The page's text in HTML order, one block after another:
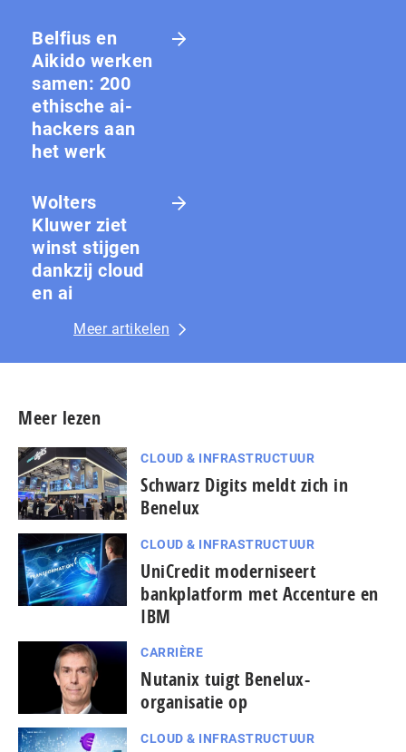
Belfius en
Aikido werken
samen: 200
ethische ai-
hackers aan
het werk
Wolters
Kluwer ziet
winst stijgen
dankzij cloud
en ai
Meer artikelen
Meer lezen
CLOUD & INFRASTRUCTUUR
Schwarz Digits meldt zich in
Benelux
CLOUD & INFRASTRUCTUUR
UniCredit moderniseert
bankplatform met Accenture en
IBM
CARRIÈRE
Nutanix tuigt Benelux-
organisatie op
CLOUD & INFRASTRUCTUUR